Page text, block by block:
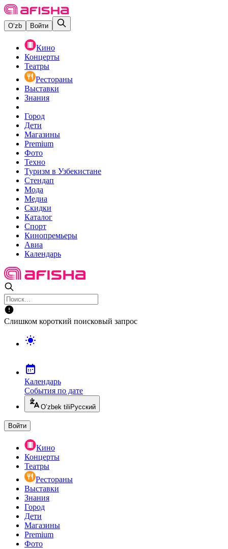
O‘zb Войти
Кино
Концерты
Театры
Рестораны
Выставки
Знания
Город
Дети
Магазины
Premium
Фото
Техно
Туризм в Узбекистане
Стендап
Мода
Медиа
Скидки
Каталог
Спорт
Кинопремьеры
Авиа
Календарь
Слишком короткий поисковый запрос
Календарь
События по дате
O’zbek tili Русский
Войти
Кино
Концерты
Театры
Рестораны
Выставки
Знания
Город
Дети
Магазины
Premium
Фото